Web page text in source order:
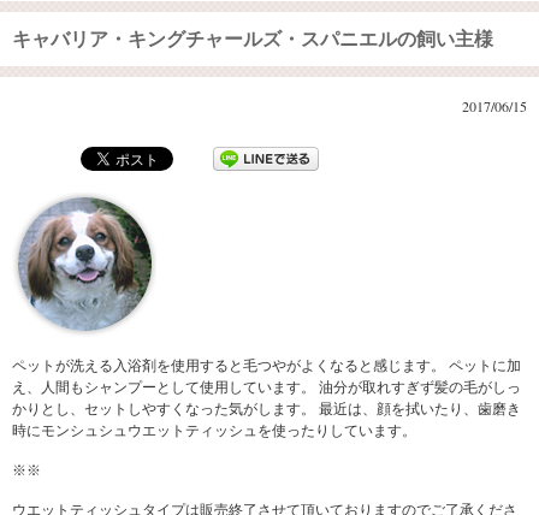
キャバリア・キングチャールズ・スパニエルの飼い主様
2017/06/15
ペットが洗える入浴剤を使用すると毛つやがよくなると感じます。 ペットに加
え、人間もシャンプーとして使用しています。 油分が取れすぎず髪の毛がしっ
かりとし、セットしやすくなった気がします。 最近は、顔を拭いたり、歯磨き
時にモンシュシュウエットティッシュを使ったりしています。
※※
ウエットティッシュタイプは販売終了させて頂いておりますのでご了承くださ